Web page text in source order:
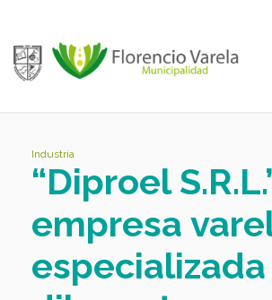
Industria
“Diproel
empresa
especializada